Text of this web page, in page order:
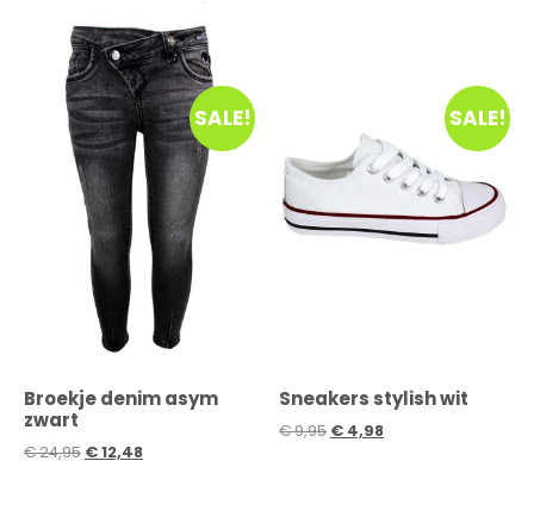
SALE!
Broekje denim asym
zwart
€24,95 €12,48
SALE!
Sneakers stylish wit
€9,95 € 4,98